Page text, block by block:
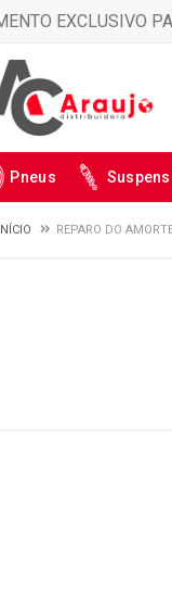
EXCLUSIVO
Pneus
REPARO DO